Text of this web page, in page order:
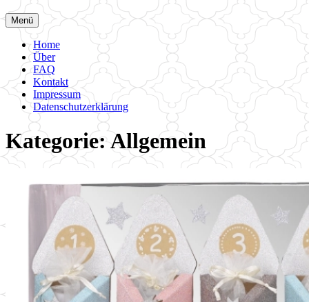
Menü
Home
Über
FAQ
Kontakt
Impressum
Datenschutzerklärung
Kategorie: Allgemein